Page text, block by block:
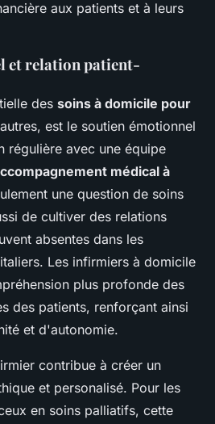
aux patients et à leurs
et relation patient-
des soins à domicile pour
est le soutien émotionnel
régulière avec une équipe
médical à
une question de soins
de cultiver des relations
absentes dans les
Les infirmiers à domicile
plus profonde des
des patients, renforçant ainsi
et d'autonomie.
contribue à créer un
et personalisé. Pour les
en soins palliatifs, cette